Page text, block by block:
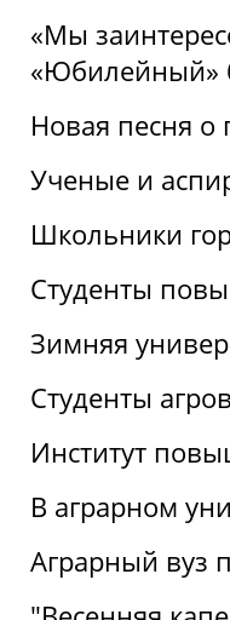
«Мы
«Юбилейный»
Новая песня о
Ученые и
Школьники
Студенты
Зимняя
Студенты
Институт
В аграрном
Аграрный вуз